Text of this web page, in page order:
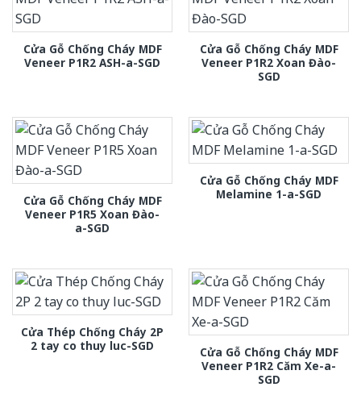
Cửa Gỗ Chống Cháy MDF
Veneer P1R2 ASH-a-SGD
Cửa Gỗ Chống Cháy MDF
Veneer P1R2 Xoan Đào-
SGD
Cửa Gỗ Chống Cháy MDF
Veneer P1R5 Xoan Đào-
a-SGD
Cửa Gỗ Chống Cháy MDF
Melamine 1-a-SGD
Cửa Thép Chống Cháy 2P
2 tay co thuy luc-SGD
Cửa Gỗ Chống Cháy MDF
Veneer P1R2 Căm Xe-a-
SGD